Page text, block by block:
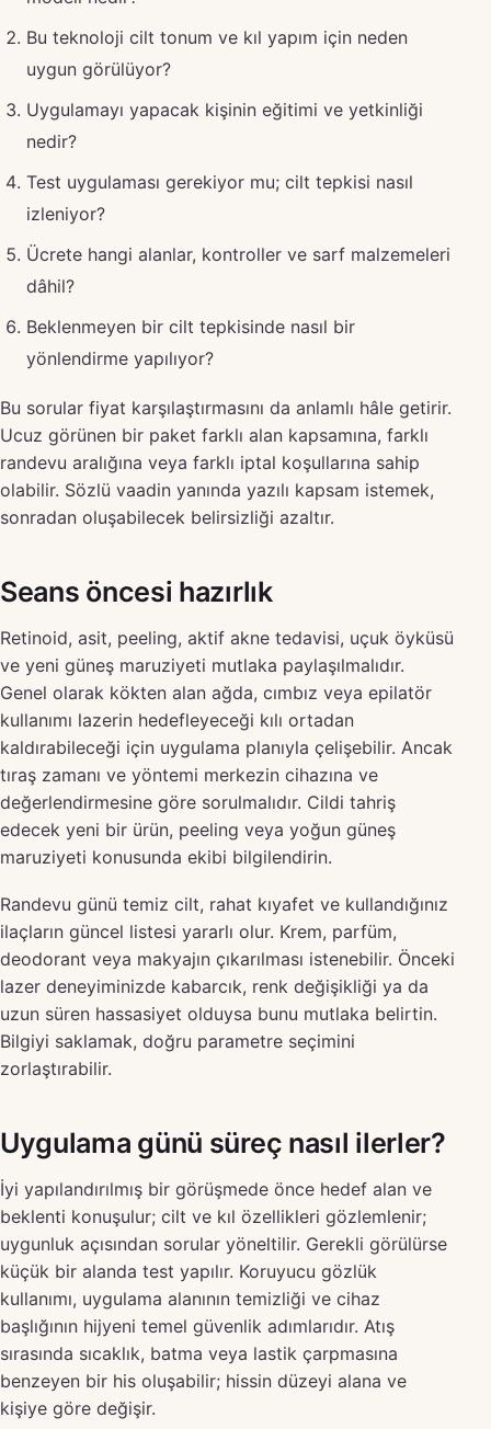
Bu teknoloji cilt tonum ve kıl yapım için neden
uygun görülüyor?
Uygulamayı yapacak kişinin eğitimi ve yetkinliği
nedir?
Test uygulaması gerekiyor mu; cilt tepkisi nasıl
izleniyor?
Ücrete hangi alanlar, kontroller ve sarf malzemeleri
dâhil?
Beklenmeyen bir cilt tepkisinde nasıl bir
yönlendirme yapılıyor?
Bu sorular fiyat karşılaştırmasını da anlamlı hâle getirir.
Ucuz görünen bir paket farklı alan kapsamına, farklı
randevu aralığına veya farklı iptal koşullarına sahip
olabilir. Sözlü vaadin yanında yazılı kapsam istemek,
sonradan oluşabilecek belirsizliği azaltır.
Seans öncesi hazırlık
Retinoid, asit, peeling, aktif akne tedavisi, uçuk öyküsü
ve yeni güneş maruziyeti mutlaka paylaşılmalıdır.
Genel olarak kökten alan ağda, cımbız veya epilatör
kullanımı lazerin hedefleyeceği kılı ortadan
kaldırabileceği için uygulama planıyla çelişebilir. Ancak
tıraş zamanı ve yöntemi merkezin cihazına ve
değerlendirmesine göre sorulmalıdır. Cildi tahriş
edecek yeni bir ürün, peeling veya yoğun güneş
maruziyeti konusunda ekibi bilgilendirin.
Randevu günü temiz cilt, rahat kıyafet ve kullandığınız
ilaçların güncel listesi yararlı olur. Krem, parfüm,
deodorant veya makyajın çıkarılması istenebilir. Önceki
lazer deneyiminizde kabarcık, renk değişikliği ya da
uzun süren hassasiyet olduysa bunu mutlaka belirtin.
Bilgiyi saklamak, doğru parametre seçimini
zorlaştırabilir.
Uygulama günü süreç nasıl ilerler?
İyi yapılandırılmış bir görüşmede önce hedef alan ve
beklenti konuşulur; cilt ve kıl özellikleri gözlemlenir;
uygunluk açısından sorular yöneltilir. Gerekli görülürse
küçük bir alanda test yapılır. Koruyucu gözlük
kullanımı, uygulama alanının temizliği ve cihaz
başlığının hijyeni temel güvenlik adımlarıdır. Atış
sırasında sıcaklık, batma veya lastik çarpmasına
benzeyen bir his oluşabilir; hissin düzeyi alana ve
kişiye göre değişir.